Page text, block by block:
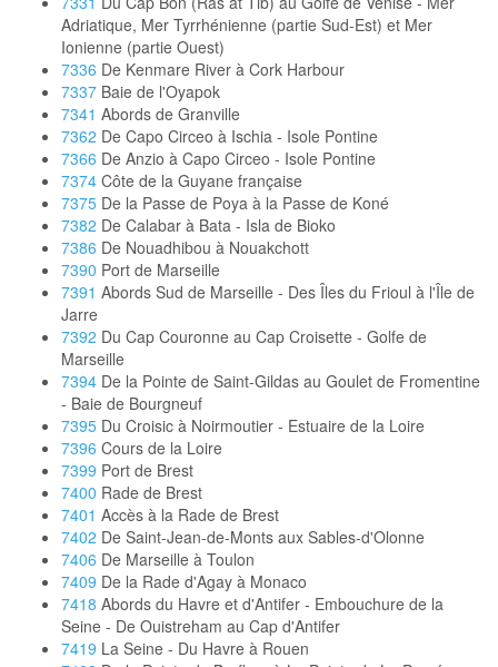
Adriatique, Mer Tyrrhénienne (partie Sud-Est) et Mer
Ionienne (partie Ouest)
7336 De Kenmare River à Cork Harbour
7337 Baie de l'Oyapok
7341 Abords de Granville
7362 De Capo Circeo à Ischia - Isole Pontine
7366 De Anzio à Capo Circeo - Isole Pontine
7374 Côte de la Guyane française
7375 De la Passe de Poya à la Passe de Koné
7382 De Calabar à Bata - Isla de Bioko
7386 De Nouadhibou à Nouakchott
7390 Port de Marseille
7391 Abords Sud de Marseille - Des Îles du Frioul à l'Île de
Jarre
7392 Du Cap Couronne au Cap Croisette - Golfe de
Marseille
7394 De la Pointe de Saint-Gildas au Goulet de Fromentine
- Baie de Bourgneuf
7395 Du Croisic à Noirmoutier - Estuaire de la Loire
7396 Cours de la Loire
7399 Port de Brest
7400 Rade de Brest
7401 Accès à la Rade de Brest
7402 De Saint-Jean-de-Monts aux Sables-d'Olonne
7406 De Marseille à Toulon
7409 De la Rade d'Agay à Monaco
7418 Abords du Havre et d'Antifer - Embouchure de la
Seine - De Ouistreham au Cap d'Antifer
7419 La Seine - Du Havre à Rouen